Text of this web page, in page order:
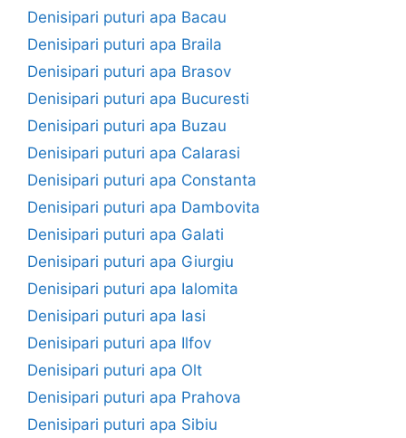
Denisipari puturi apa Bacau
Denisipari puturi apa Braila
Denisipari puturi apa Brasov
Denisipari puturi apa Bucuresti
Denisipari puturi apa Buzau
Denisipari puturi apa Calarasi
Denisipari puturi apa Constanta
Denisipari puturi apa Dambovita
Denisipari puturi apa Galati
Denisipari puturi apa Giurgiu
Denisipari puturi apa Ialomita
Denisipari puturi apa Iasi
Denisipari puturi apa Ilfov
Denisipari puturi apa Olt
Denisipari puturi apa Prahova
Denisipari puturi apa Sibiu